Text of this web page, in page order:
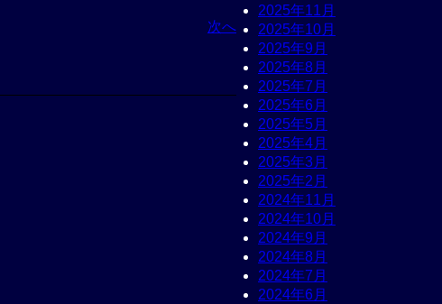
次へ
2025年11月
2025年10月
2025年9月
2025年8月
2025年7月
2025年6月
2025年5月
2025年4月
2025年3月
2025年2月
2024年11月
2024年10月
2024年9月
2024年8月
2024年7月
2024年6月